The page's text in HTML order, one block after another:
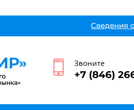
Сведения
Звоните
+7 (846)